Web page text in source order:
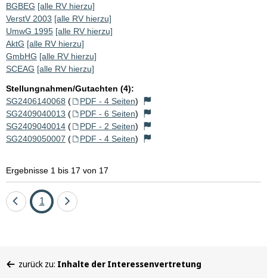
BGBEG [alle RV hierzu]
VerstV 2003 [alle RV hierzu]
UmwG 1995 [alle RV hierzu]
AktG [alle RV hierzu]
GmbHG [alle RV hierzu]
SCEAG [alle RV hierzu]
Stellungnahmen/Gutachten (4):
SG2406140068 ( PDF - 4 Seiten)
SG2409040013 ( PDF - 6 Seiten)
SG2409040014 ( PDF - 2 Seiten)
SG2409050007 ( PDF - 4 Seiten)
Ergebnisse 1 bis 17 von 17
EineSeite
1
Eine
befinden
zurück zu: Inhalte der Interessenvertretung